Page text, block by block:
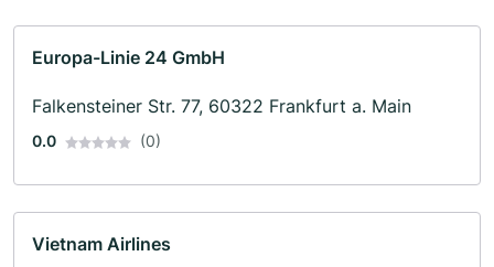
Europa-Linie 24 GmbH
Falkensteiner Str. 77, 60322 Frankfurt a. Main
0.0 (0)
Vietnam Airlines